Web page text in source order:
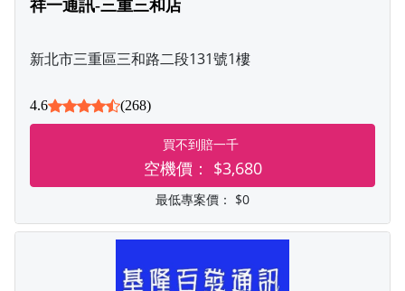
祥一通訊-三重三和店
新北市三重區三和路二段131號1樓
4.6 (268)
買不到賠一千
空機價： $3,680
最低專案價： $0